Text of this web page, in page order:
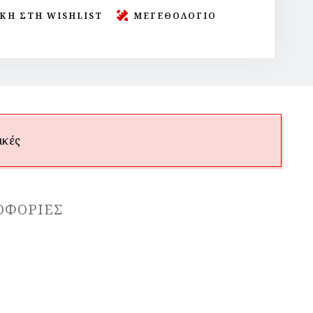
ΣΤΗ WISHLIST ΜΕΓΕΘΟΛΟΓΙΟ